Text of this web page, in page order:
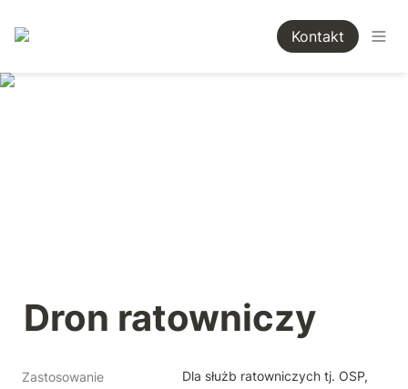
Kontakt
Dron ratowniczy
Zastosowanie
Dla służb ratowniczych tj. OSP,